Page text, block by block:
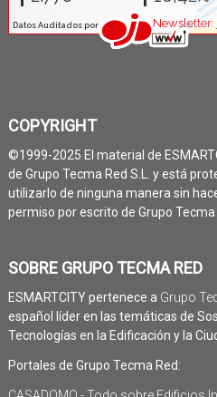
COPYRIGHT
©1999-2025 El material de
de Grupo Tecma Red S.L. y está
utilizarlo de ninguna manera sin
permiso por escrito de Grupo Tecma
SOBRE GRUPO TECMA RED
ESMARTCITY pertenece a Grupo
español líder en las temáticas de
Tecnologías en la Edificación y la
Portales de Grupo Tecma Red: